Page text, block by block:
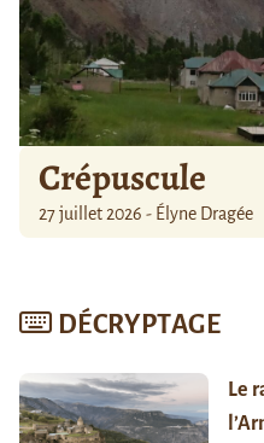
Crépuscule
27 juillet 2026 - Élyne Dragée
DÉCRYPTAGE
Le